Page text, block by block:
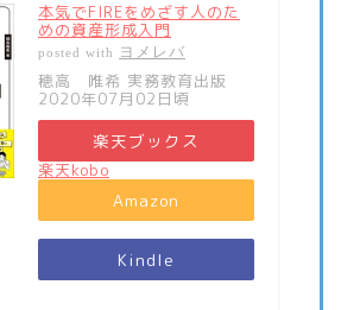
本気でFIREをめざす人のた
めの資産形成入門
posted with ヨメレバ
穂高 唯希 実務教育出版
2020年07月02日頃
楽天ブックス
楽天kobo
Amazon
Kindle